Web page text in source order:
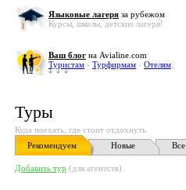
Языковые лагеря за рубежом
Курсы, школы, детские лагеря!
Ваш блог на Avialine.com
Туристам - Турфирмам - Отелям
Туры
Куда поехать, где стоит отдохнуть
Рекомендуем
Новые Все
Добавить тур (для агентств)